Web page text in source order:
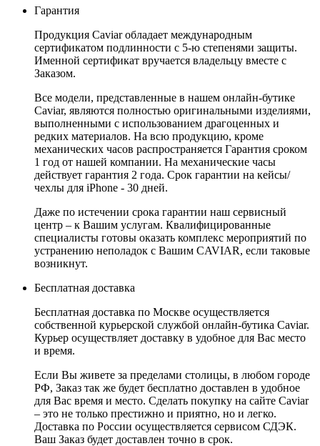
Гарантия
Продукция Caviar обладает международным
сертификатом подлинности с 5-ю степенями защиты.
Именной сертификат вручается владельцу вместе с
Заказом.
Все модели, представленные в нашем онлайн-бутике
Caviar, являются полностью оригинальными изделиями,
выполненными с использованием драгоценных и
редких материалов. На всю продукцию, кроме
механических часов распространяется Гарантия сроком
1 год от нашей компании. На механические часы
действует гарантия 2 года. Срок гарантии на кейсы/
чехлы для iPhone - 30 дней.
Даже по истечении срока гарантии наш сервисный
центр – к Вашим услугам. Квалифицированные
специалисты готовы оказать комплекс мероприятий по
устранению неполадок с Вашим CAVIAR, если таковые
возникнут.
Бесплатная доставка
Бесплатная доставка по Москве осуществляется
собственной курьерской службой онлайн-бутика Caviar.
Курьер осуществляет доставку в удобное для Вас место
и время.
Если Вы живете за пределами столицы, в любом городе
РФ, Заказ так же будет бесплатно доставлен в удобное
для Вас время и место. Сделать покупку на сайте Caviar
– это не только престижно и приятно, но и легко.
Доставка по России осуществляется сервисом СДЭК.
Ваш Заказ будет доставлен точно в срок.